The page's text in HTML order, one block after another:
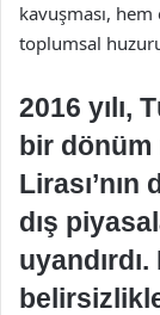
kavuşması,
toplumsal
2016 yılı,
bir dönüm
dış